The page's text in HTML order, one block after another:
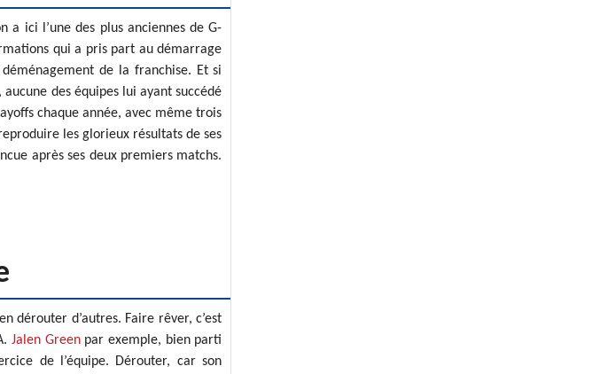
a ici l’une des plus anciennes de G-
qui a pris part au démarrage
de la franchise. Et si
des équipes lui ayant succédé
chaque année, avec même trois
les glorieux résultats de ses
après ses deux premiers matchs.
dérouter d’autres. Faire rêver, c’est
Jalen Greenpar exemple, bien parti
de l’équipe. Dérouter, car son